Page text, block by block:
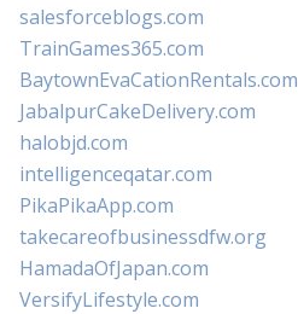
salesforceblogs.com
TrainGames365.com
BaytownEvaCationRentals.com
JabalpurCakeDelivery.com
halobjd.com
intelligenceqatar.com
PikaPikaApp.com
takecareofbusinessdfw.org
HamadaOfJapan.com
VersifyLifestyle.com